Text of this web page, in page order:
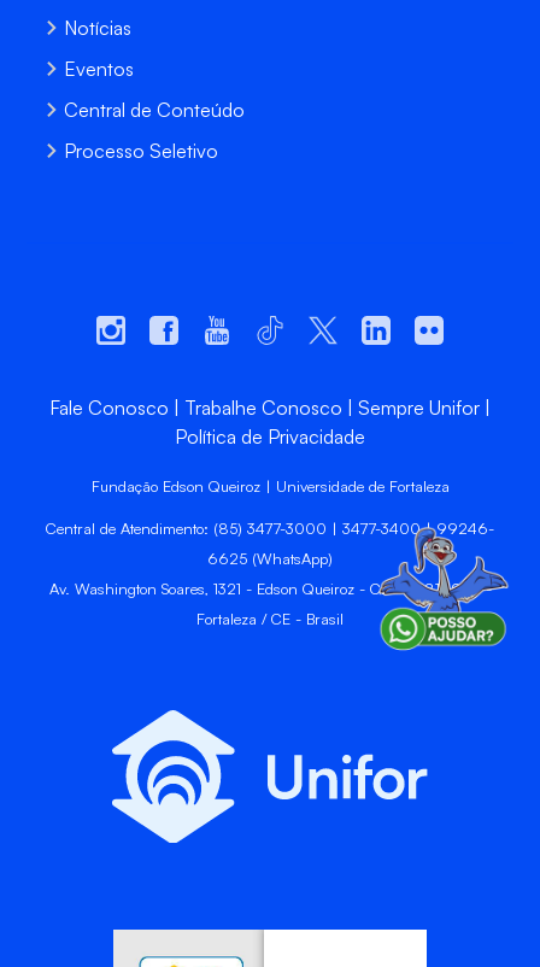
Notícias
Eventos
Central de Conteúdo
Processo Seletivo
Fale Conosco Trabalhe Conosco
Sempre Unifor
Política de Privacidade
Fundação Edson Queiroz | Universidade de Fortaleza
Central de Atendimento: (85) 3477-3000 | 3477-3400 | 99246-
6625 (WhatsApp)
Av. Washington Soares, 1321 - Edson Queiroz - CEP 60811-905 -
Fortaleza / CE - Brasil